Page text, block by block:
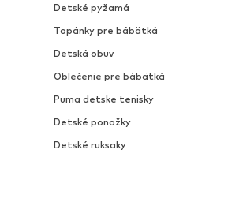
Detské pyžamá
Topánky pre bábätká
Detská obuv
Oblečenie pre bábätká
Puma detske tenisky
Detské ponožky
Detské ruksaky